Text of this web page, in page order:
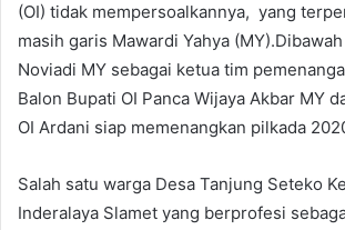
(OI) tidak mempersoalkannya, yang
masih garis Mawardi Yahya
Noviadi MY sebagai ketua tim
Balon Bupati OI Panca Wijaya Akbar MY
OI Ardani siap memenangkan pilkada
Salah satu warga Desa Tanjung Seteko
Inderalaya Slamet yang berprofesi